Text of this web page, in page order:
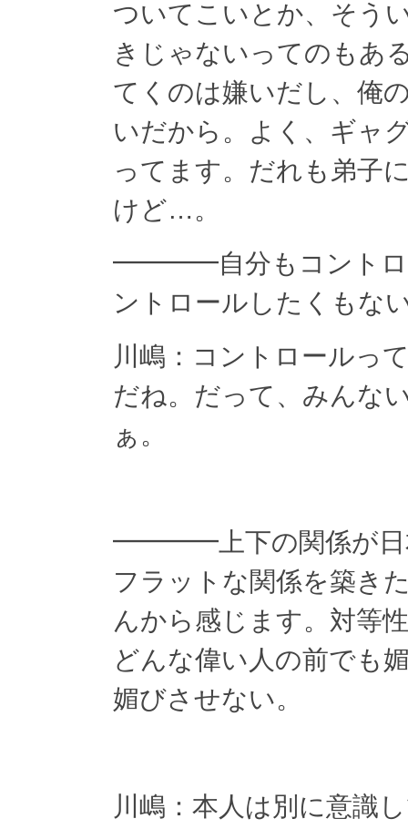
ついてこいとか、そう
きじゃないってのもあ
てくのは嫌いだし、俺
いだから。よく、ギャ
ってます。だれも弟子
けど…。
━━━━自分もコントロ
ントロールしたくもな
川嶋：コントロールっ
だね。だって、みんな
ぁ。
━━━━上下の関係が日
フラットな関係を築き
んから感じます。対等
どんな偉い人の前でも
媚びさせない。
川嶋：本人は別に意識